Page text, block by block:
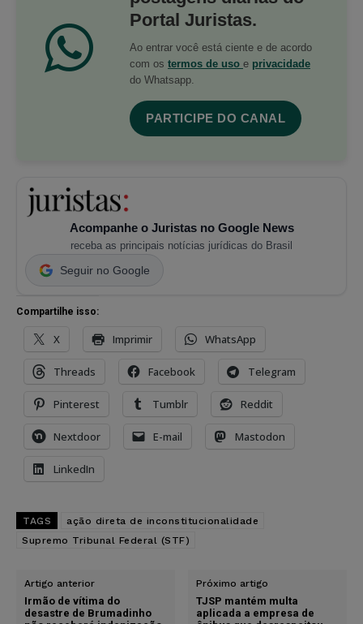
Portal Juristas.
Ao entrar você está ciente e de acordo
com os termos de uso e privacidade
do Whatsapp.
PARTICIPE DO CANAL
Acompanhe o Juristas no Google News
receba as principais notícias jurídicas do Brasil
Seguir no Google
Compartilhe isso:
X Imprimir WhatsApp
Threads Facebook Telegram
Pinterest Tumblr Reddit
Nextdoor E-mail Mastodon
LinkedIn
TAGS
ação direta de inconstitucionalidade
Supremo Tribunal Federal (STF)
Artigo anterior
Irmão de vítima do
desastre de Brumadinho
Próximo artigo
TJSP mantém multa
aplicada a empresa de